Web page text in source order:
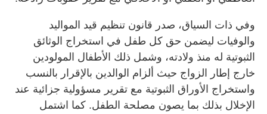
وفي ذات السياق، صدر قانون تنظيم قيد المواليد
والوفيات ليضمن حق كل طفل في استخراج الوثائق
الثبوتية له منذ ولادته، وشمل ذلك الأطفال المولودين
خارج إطار الزواج حيث ألزام الوالدين بالإقرار بالنسب
واستخراج الأوراق الثبوتية مع تقرير مسؤولية جزائية عند
الإخلال بذلك بما يصون مصلحة الطفل. كما اشتمل